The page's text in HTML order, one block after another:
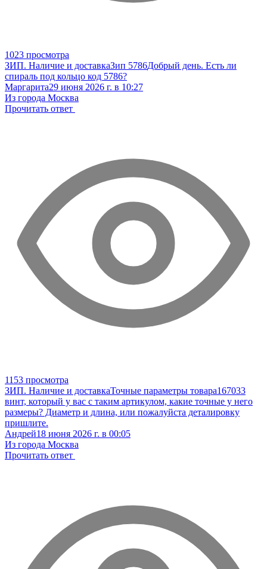
1023 просмотра
ЗИП. Наличие и доставкаЗип 5786Добрый день. Есть ли
спираль под кольцо код 5786?
Маргарита29 июня 2026 г. в 10:27
Из города Москва
Прочитать ответ
1153 просмотра
ЗИП. Наличие и доставкаТочные параметры товара167033
винт, который у вас с таким артикулом, какие точные у него
размеры? Диаметр и длина, или пожалуйста деталировку
пришлите.
Андрей18 июня 2026 г. в 00:05
Из города Москва
Прочитать ответ